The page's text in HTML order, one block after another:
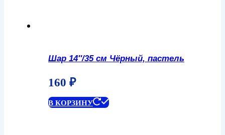
Шар 14″/35 см Чёрный, пастель
160 ₽
В КОРЗИНУ